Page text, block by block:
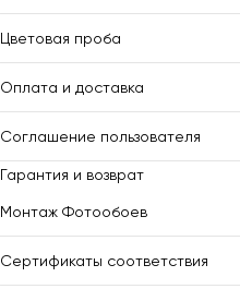
Цветовая проба
Оплата и доставка
Соглашение пользователя
Гарантия и возврат
Монтаж Фотообоев
Сертификаты соответствия